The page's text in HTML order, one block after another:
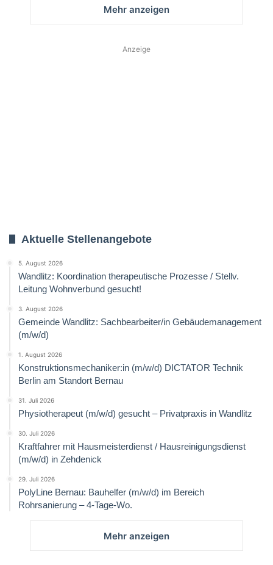
Mehr anzeigen
Anzeige
Aktuelle Stellenangebote
5. August 2026
Wandlitz: Koordination therapeutische Prozesse / Stellv.
Leitung Wohnverbund gesucht!
3. August 2026
Gemeinde Wandlitz: Sachbearbeiter/in Gebäudemanagement
(m/w/d)
1. August 2026
Konstruktionsmechaniker:in (m/w/d) DICTATOR Technik
Berlin am Standort Bernau
31. Juli 2026
Physiotherapeut (m/w/d) gesucht – Privatpraxis in Wandlitz
30. Juli 2026
Kraftfahrer mit Hausmeisterdienst / Hausreinigungsdienst
(m/w/d) in Zehdenick
29. Juli 2026
PolyLine Bernau: Bauhelfer (m/w/d) im Bereich
Rohrsanierung – 4-Tage-Wo.
Mehr anzeigen